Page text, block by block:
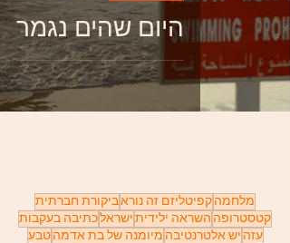
היום שהים נגמר
ביקורת חברתיתקפיטליזם זה נורא מלחמה
כתיבה בעקבותישראל השראה ילידית קטסטרופה
טבע מיומנה של בת אדמה יש אלטרנטיבה עזה